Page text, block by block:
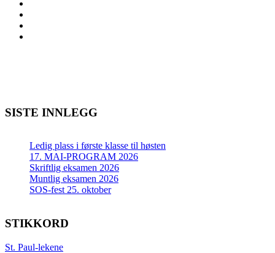
SISTE INNLEGG
Ledig plass i første klasse til høsten
17. MAI-PROGRAM 2026
Skriftlig eksamen 2026
Muntlig eksamen 2026
SOS-fest 25. oktober
STIKKORD
St. Paul-lekene